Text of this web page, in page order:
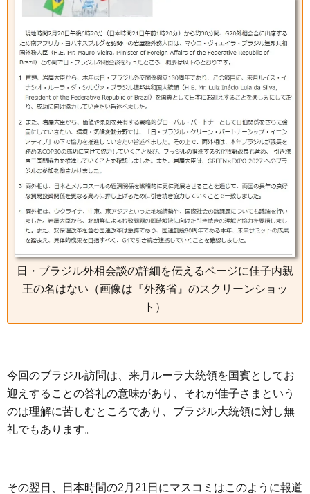
日・ブラジル外相会談の詳細を伝えるページに佳子内親
王の名はない（画像は『外務省』のスクリーンショッ
ト）
今回のブラジル訪問は、来月ルーラ大統領を国賓としてお
迎えすることの答礼の意味があり、それが佳子さまという
のは理解に苦しむところであり、ブラジル大統領に対し無
礼でもあります。
その翌日、日本時間の2月21日にマスコミはこのように報道